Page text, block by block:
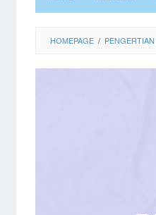
HOMEPAGE / PENGERTIAN